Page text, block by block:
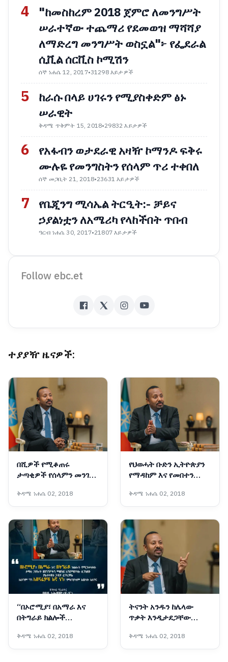
4
"ከመስከረም 2018 ጀምሮ ለመንግሥት
ሠራተኛው ተጨማሪ የደመወዝ ማሻሻያ
ለማድረግ መንግሥት ወስኗል"፦ የፌደራል
ሲቪል ሰርቪስ ኮሚሽን
ሰኞ ነሐሴ 12, 2017•31298 እይታዎች
5
ከራሱ በላይ ሀገሩን የሚያስቀድም ፅኑ
ሠራዊት
ቅዳሜ ጥቅምት 15, 2018•29832 እይታዎች
6
የአፋብን ወታደራዊ አዛዥ ኮማንዶ ፍቅሩ
ሙሉዬ የመንግስትን የሰላም ጥሪ ተቀበለ
ሰኞ መጋቢት 21, 2018•23631 እይታዎች
7
የቤጂንግ ሚሳኤል ትርዒት:- ቻይና
ኃያልነቷን ለአሜሪካ የላከችበት ጥበብ
ዓርብ ነሐሴ 30, 2017•21807 እይታዎች
Follow ebc.et
ተያያዥ ዜናዎች:
በሺዎች የሚቆጠሩ
ታጣቂዎች የሰላምን መንገድ
እየተቀላቀሉ ነው - ጠቅላይ
ሚኒስትር ዐቢይ አሕመድ
(ዶ/ር)
ቅዳሜ ነሐሴ 02, 2018
የህወሓት ቡድን ኢትዮጵያን
የማዳከም እና የመበተን
ጠላቶች መሳሪያ በመሆን
እያገለገለ ይገኛል - ጠቅላይ
ሚኒስትር ዐቢይ አሕመድ
(ዶ/ር)
ቅዳሜ ነሐሴ 02, 2018
“በኦሮሚያ፣ በአማራ እና
በትግራይ ክልሎች
መንግሥትን ማሸነፍ
እንደማይችሉ ሲገነዘቡ
ቅዳሜ ነሐሴ 02, 2018
ትናንት አንዱን ከሌላው
ጥቃት እንዲታደጋቸው
የነበሩ ኃይሎች ዛሬ ጥምረት
መፍጠራቸው እየተዳከሙ
ቅዳሜ ነሐሴ 02, 2018